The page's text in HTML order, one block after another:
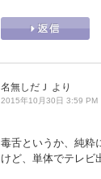
名無しだＪ より
2015年10月30日 3:59 PM
毒舌というか、純粋
けど、単体でテレビ